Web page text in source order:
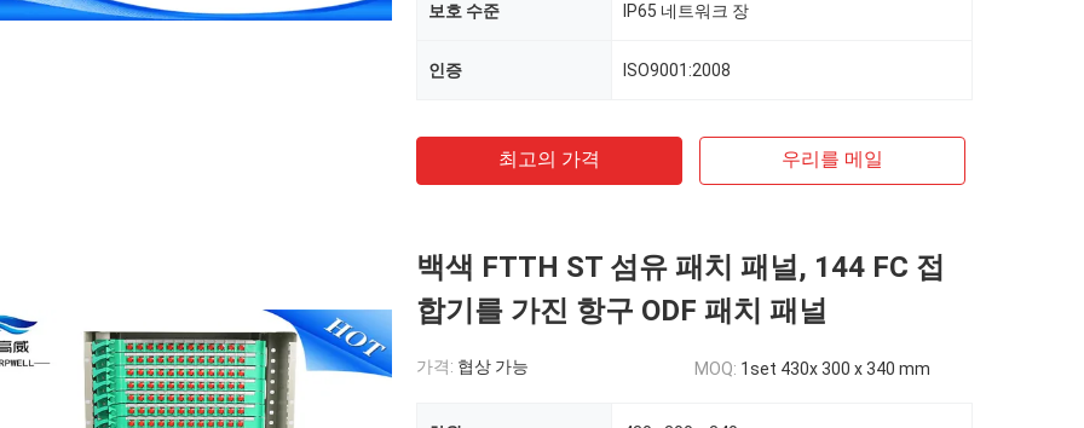
보호 수준 IP65 네트워크 장
인증 ISO9001:2008
최고의 가격 우리를 메일
백색 FTTH ST 섬유 패치 패널, 144 FC 접
합기를 가진 항구 ODF 패치 패널
가격: 협상 가능 MOQ: 1set 430x 300 x 340 mm